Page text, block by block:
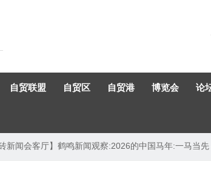
自贸联盟 自贸区 自贸港 博览会 论
砖新闻会客厅】鹤鸣新闻观察:2026的中国马年:一马当